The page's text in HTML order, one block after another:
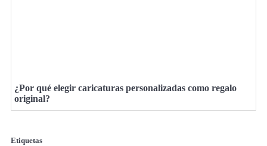
¿Por qué elegir caricaturas personalizadas como regalo
original?
Etiquetas